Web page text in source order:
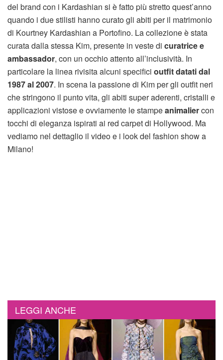
del brand con i Kardashian si è fatto più stretto quest’anno
quando i due stilisti hanno curato gli abiti per il matrimonio
di Kourtney Kardashian a Portofino. La collezione è stata
curata dalla stessa Kim, presente in veste di curatrice e
ambassador, con un occhio attento all’inclusività. In
particolare la linea rivisita alcuni specifici outfit datati dal
1987 al 2007. In scena la passione di Kim per gli outfit neri
che stringono il punto vita, gli abiti super aderenti, cristalli e
applicazioni vistose e ovviamente le stampeanimaliercon
tocchi di eleganza ispirati ai red carpet di Hollywood. Ma
vediamo nel dettaglio il video e i look del fashion show a
Milano!
LEGGI ANCHE